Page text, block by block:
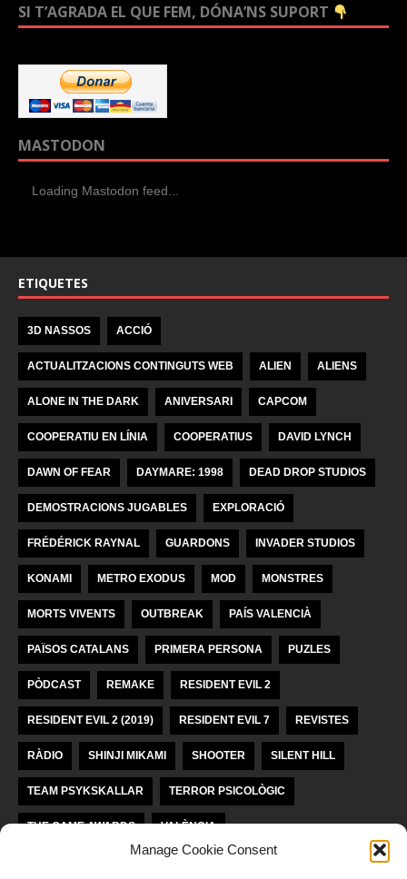
Manage Cookie Consent
SI T’AGRADA EL QUE FEM, DÓNA’NS SUPORT
MASTODON
Loading Mastodon feed...
ETIQUETES
3D NASSOS ACCIÓ
ACTUALITZACIONS CONTINGUTS WEB ALIEN ALIENS
ALONE IN THE DARK ANIVERSARI CAPCOM
COOPERATIU EN LÍNIA COOPERATIUS DAVID LYNCH
DAWN OF FEAR DAYMARE: 1998 DEAD DROP STUDIOS
DEMOSTRACIONS JUGABLES EXPLORACIÓ
FRÉDÉRICK RAYNAL GUARDONS INVADER STUDIOS
KONAMI METRO EXODUS MOD MONSTRES
MORTS VIVENTS OUTBREAK PAÍS VALENCIÀ
PAÏSOS CATALANS PRIMERA PERSONA PUZLES
PÒDCAST REMAKE RESIDENT EVIL 2
RESIDENT EVIL 2 (2019) RESIDENT EVIL 7 REVISTES
RÀDIO SHINJI MIKAMI SHOOTER SILENT HILL
TEAM PSYKSKALLAR TERROR PSICOLÒGIC
THE GAME AWARDS VALÈNCIA